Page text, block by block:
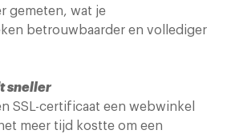
gemeten, wat je
betrouwbaarder en vollediger
sneller
SSL-certificaat een webwinkel
meer tijd kostte om een